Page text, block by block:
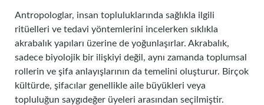
Antropologlar, insan topluluklarında sağlıkla ilgili
ritüelleri ve tedavi yöntemlerini incelerken sıklıkla
akrabalık yapıları üzerine de yoğunlaşırlar. Akrabalık,
sadece biyolojik bir ilişkiyi değil, aynı zamanda toplumsal
rollerin ve şifa anlayışlarının da temelini oluşturur. Birçok
kültürde, şifacılar genellikle aile büyükleri veya
topluluğun saygıdeğer üyeleri arasından seçilmiştir.